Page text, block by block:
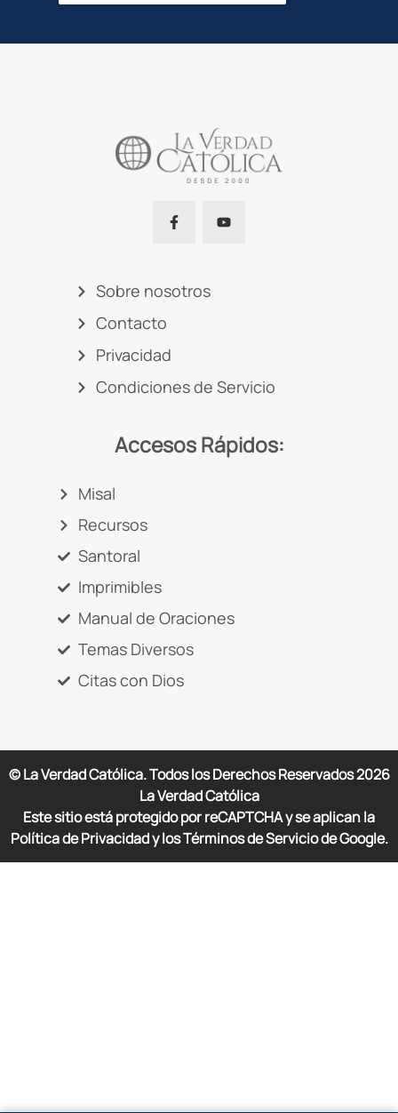
Sobre nosotros
Contacto
Privacidad
Condiciones de Servicio
Accesos Rápidos:
Misal
Recursos
Santoral
Imprimibles
Manual de Oraciones
Temas Diversos
Citas con Dios
© La Verdad Católica. Todos los Derechos Reservados2026
La Verdad Católica
Este sitio está protegido por reCAPTCHA y se aplican la
Política de Privacidad y los Términos de Servicio de Google.